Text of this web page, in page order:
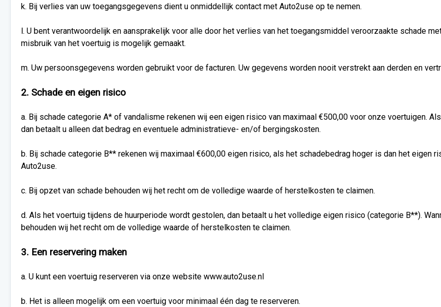
k. Bij verlies van uw toegangsgegevens dient u onmiddellijk contact met Auto2use op te nemen.
l. U bent verantwoordelijk en aansprakelijk voor alle door het verlies van het toegangsmiddel veroorzaakte schade
misbruik van het voertuig is mogelijk gemaakt.
m. Uw persoonsgegevens worden gebruikt voor de facturen. Uw gegevens worden nooit verstrekt aan derden en
2. Schade en eigen risico
a. Bij schade categorie A* of vandalisme rekenen wij een eigen risico van maximaal €500,00 voor onze voertuigen.
dan betaalt u alleen dat bedrag en eventuele administratieve- en/of bergingskosten.
b. Bij schade categorie B** rekenen wij maximaal €600,00 eigen risico, als het schadebedrag hoger is dan het eigen
Auto2use.
c. Bij opzet van schade behouden wij het recht om de volledige waarde of herstelkosten te claimen.
d. Als het voertuig tijdens de huurperiode wordt gestolen, dan betaalt u het volledige eigen risico (categorie B**).
behouden wij het recht om de volledige waarde of herstelkosten te claimen.
3. Een reservering maken
a. U kunt een voertuig reserveren via onze website www.auto2use.nl
b. Het is alleen mogelijk om een voertuig voor minimaal één dag te reserveren.